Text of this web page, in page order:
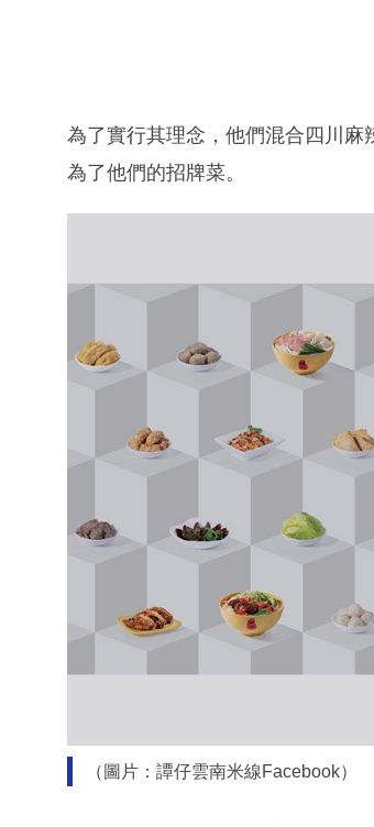
為了實行其理念，他們混合四川
為了他們的招牌菜。
（圖片：譚仔雲南米線Facebook）